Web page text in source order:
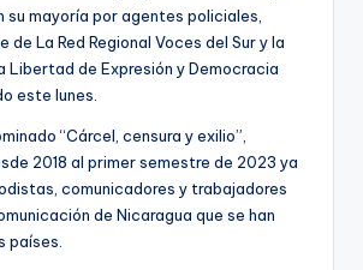
su mayoría por agentes policiales,
de La Red Regional Voces del Sur y la
Libertad de Expresión y Democracia
este lunes.
“Cárcel, censura y exilio”,
2018 al primer semestre de 2023 ya
comunicadores y trabajadores
de Nicaragua que se han
países.